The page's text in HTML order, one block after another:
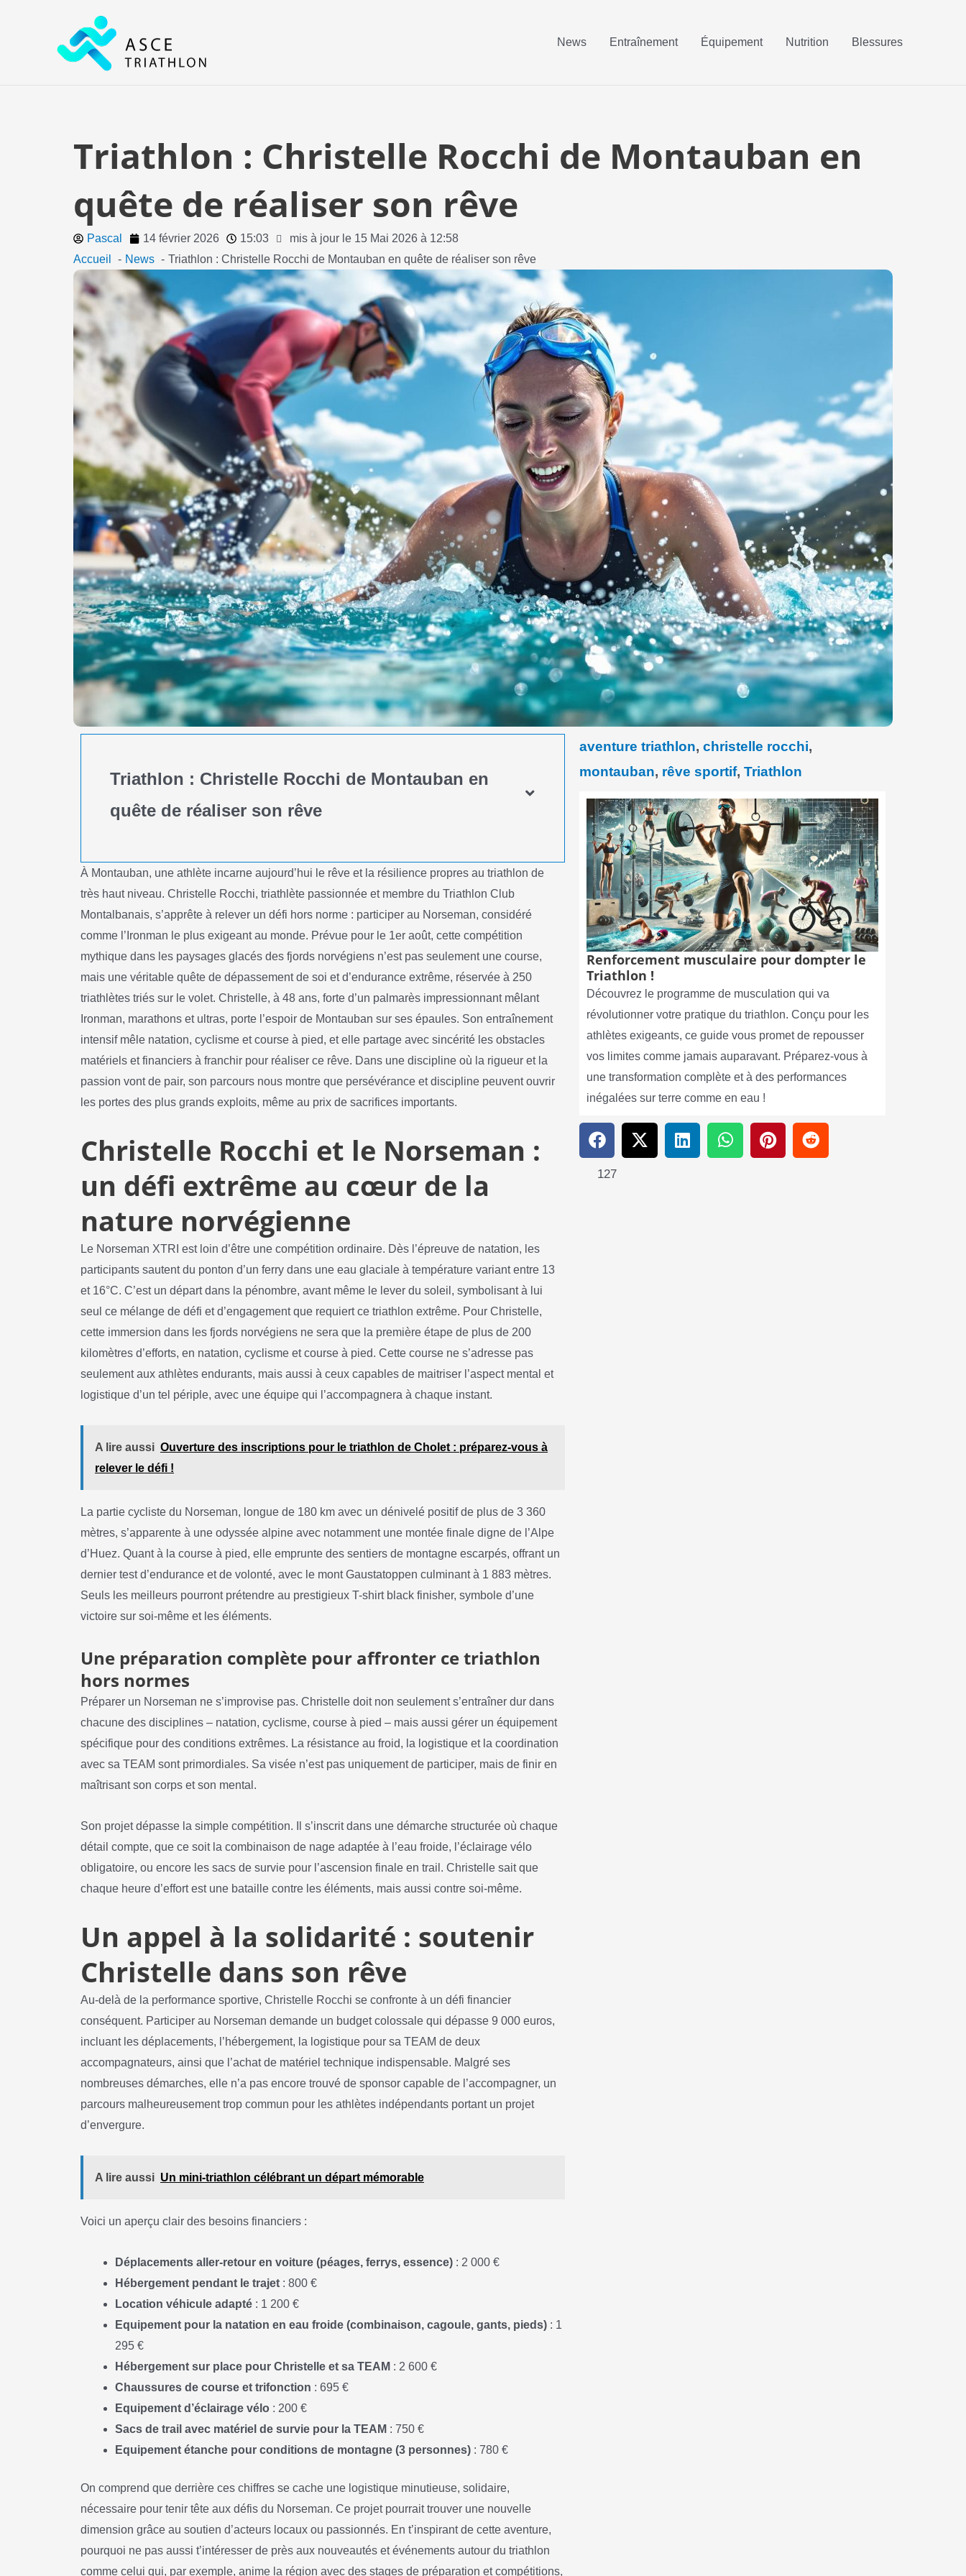
News Entraînement Équipement Nutrition Blessures
Triathlon : Christelle Rocchi de Montauban en
quête de réaliser son rêve
Pascal 14 février 2026 15:03
mis à jour le 15 Mai 2026 à 12:58
Accueil
News Triathlon : Christelle Rocchi de Montauban en quête de réaliser son rêve
Triathlon : Christelle Rocchi de Montauban en
quête de réaliser son rêve
À Montauban, une athlète incarne aujourd’hui le rêve et la résilience propres au triathlon de
très haut niveau. Christelle Rocchi, triathlète passionnée et membre du Triathlon Club
Montalbanais, s’apprête à relever un défi hors norme : participer au Norseman, considéré
comme l’Ironman le plus exigeant au monde. Prévue pour le 1er août, cette compétition
mythique dans les paysages glacés des fjords norvégiens n’est pas seulement une course,
mais une véritable quête de dépassement de soi et d’endurance extrême, réservée à 250
triathlètes triés sur le volet. Christelle, à 48 ans, forte d’un palmarès impressionnant mêlant
Ironman, marathons et ultras, porte l’espoir de Montauban sur ses épaules. Son entraînement
intensif mêle natation, cyclisme et course à pied, et elle partage avec sincérité les obstacles
matériels et financiers à franchir pour réaliser ce rêve. Dans une discipline où la rigueur et la
passion vont de pair, son parcours nous montre que persévérance et discipline peuvent ouvrir
les portes des plus grands exploits, même au prix de sacrifices importants.
Christelle Rocchi et le Norseman :
un défi extrême au cœur de la
nature norvégienne
Le Norseman XTRI est loin d’être une compétition ordinaire. Dès l’épreuve de natation, les
participants sautent du ponton d’un ferry dans une eau glaciale à température variant entre 13
et 16°C. C’est un départ dans la pénombre, avant même le lever du soleil, symbolisant à lui
seul ce mélange de défi et d’engagement que requiert ce triathlon extrême. Pour Christelle,
cette immersion dans les fjords norvégiens ne sera que la première étape de plus de 200
kilomètres d’efforts, en natation, cyclisme et course à pied. Cette course ne s’adresse pas
seulement aux athlètes endurants, mais aussi à ceux capables de maitriser l’aspect mental et
logistique d’un tel périple, avec une équipe qui l’accompagnera à chaque instant.
A lire aussi Ouverture des inscriptions pour le triathlon de Cholet : préparez-vous à
relever le défi !
La partie cycliste du Norseman, longue de 180 km avec un dénivelé positif de plus de 3 360
mètres, s’apparente à une odyssée alpine avec notamment une montée finale digne de l’Alpe
d’Huez. Quant à la course à pied, elle emprunte des sentiers de montagne escarpés, offrant un
dernier test d’endurance et de volonté, avec le mont Gaustatoppen culminant à 1 883 mètres.
Seuls les meilleurs pourront prétendre au prestigieux T-shirt black finisher, symbole d’une
victoire sur soi-même et les éléments.
Une préparation complète pour affronter ce triathlon
hors normes
Préparer un Norseman ne s’improvise pas. Christelle doit non seulement s’entraîner dur dans
chacune des disciplines – natation, cyclisme, course à pied – mais aussi gérer un équipement
spécifique pour des conditions extrêmes. La résistance au froid, la logistique et la coordination
avec sa TEAM sont primordiales. Sa visée n’est pas uniquement de participer, mais de finir en
maîtrisant son corps et son mental.
Son projet dépasse la simple compétition. Il s’inscrit dans une démarche structurée où chaque
détail compte, que ce soit la combinaison de nage adaptée à l’eau froide, l’éclairage vélo
obligatoire, ou encore les sacs de survie pour l’ascension finale en trail. Christelle sait que
chaque heure d’effort est une bataille contre les éléments, mais aussi contre soi-même.
Un appel à la solidarité : soutenir
Christelle dans son rêve
Au-delà de la performance sportive, Christelle Rocchi se confronte à un défi financier
conséquent. Participer au Norseman demande un budget colossale qui dépasse 9 000 euros,
incluant les déplacements, l’hébergement, la logistique pour sa TEAM de deux
accompagnateurs, ainsi que l’achat de matériel technique indispensable. Malgré ses
nombreuses démarches, elle n’a pas encore trouvé de sponsor capable de l’accompagner, un
parcours malheureusement trop commun pour les athlètes indépendants portant un projet
d’envergure.
A lire aussi Un mini-triathlon célébrant un départ mémorable
Voici un aperçu clair des besoins financiers :
Déplacements aller-retour en voiture (péages, ferrys, essence) : 2 000 €
Hébergement pendant le trajet : 800 €
Location véhicule adapté : 1 200 €
Equipement pour la natation en eau froide (combinaison, cagoule, gants, pieds) : 1
295 €
Hébergement sur place pour Christelle et sa TEAM : 2 600 €
Chaussures de course et trifonction : 695 €
Equipement d’éclairage vélo : 200 €
Sacs de trail avec matériel de survie pour la TEAM : 750 €
Equipement étanche pour conditions de montagne (3 personnes) : 780 €
On comprend que derrière ces chiffres se cache une logistique minutieuse, solidaire,
nécessaire pour tenir tête aux défis du Norseman. Ce projet pourrait trouver une nouvelle
dimension grâce au soutien d’acteurs locaux ou passionnés. En t’inspirant de cette aventure,
pourquoi ne pas aussi t’intéresser de près aux nouveautés et événements autour du triathlon
comme celui qui, par exemple, anime la région avec des stages de préparation et compétitions,
aventure triathlon, christelle rocchi,
montauban, rêve sportif, Triathlon
Renforcement musculaire pour dompter le
Triathlon !
Découvrez le programme de musculation qui va
révolutionner votre pratique du triathlon. Conçu pour les
athlètes exigeants, ce guide vous promet de repousser
vos limites comme jamais auparavant. Préparez-vous à
une transformation complète et à des performances
inégalées sur terre comme en eau !
127